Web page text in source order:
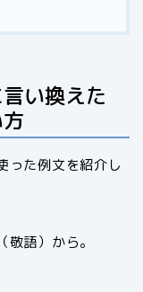
い換えた
った例文を紹介し
語）から。